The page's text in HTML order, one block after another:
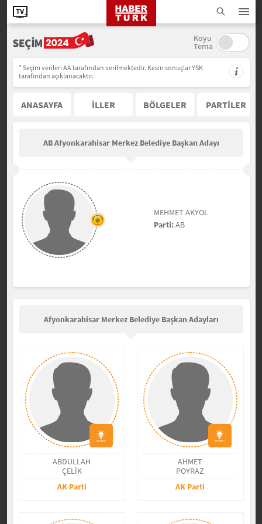
Koyu
Tema
* Seçim verileri AA tarafından verilmektedir. Kesin sonuçlar YSK
tarafından açıklanacaktır.
ANASAYFA İLLER BÖLGELER PARTİLER
AB Afyonkarahisar Merkez Belediye Başkan Adayı
MEHMET AKYOL
Parti:AB
Afyonkarahisar Merkez Belediye Başkan Adayları
ABDULLAH
ÇELİK
AK Parti
AHMET
POYRAZ
AK Parti